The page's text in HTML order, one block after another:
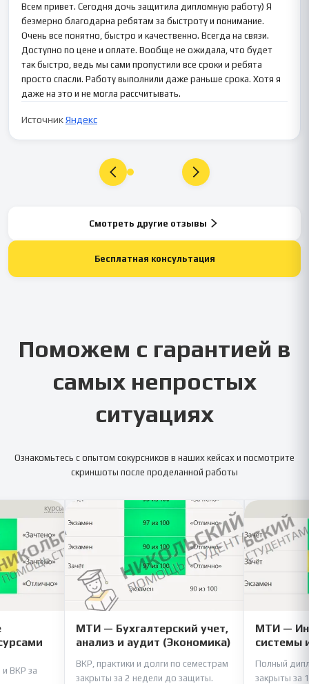
Всем привет. Сегодня дочь защитила дипломную работу) Я
безмерно благодарна ребятам за быстроту и понимание.
Очень все понятно, быстро и качественно. Всегда на связи.
Доступно по цене и оплате. Вообще не ожидала, что будет
так быстро, ведь мы сами пропустили все сроки и ребята
просто спасли. Работу выполнили даже раньше срока. Хотя я
даже на это и не могла рассчитывать.
ИсточникЯндекс
Смотреть другие отзывы
Бесплатная консультация
Поможем с гарантией в
самых непростых
ситуациях
Ознакомьтесь с опытом сокурсников в наших кейсах и посмотрите
скриншоты после проделанной работы
и ВКР за
МТИ — Бухгалтерский учет,
анализ и аудит (Экономика)
ВКР, практики и долги по семестрам
закрыты за 2 недели до защиты.
МТИ —
системы
Полный
закрыты за